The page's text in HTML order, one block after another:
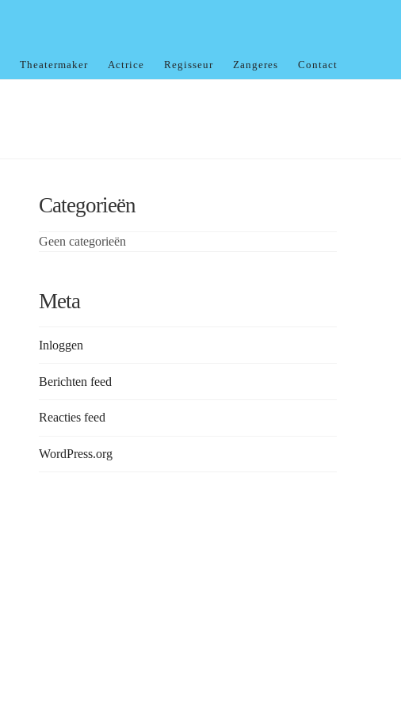
Theatermaker Actrice Regisseur Zangeres Contact
Categorieën
Geen categorieën
Meta
Inloggen
Berichten feed
Reacties feed
WordPress.org